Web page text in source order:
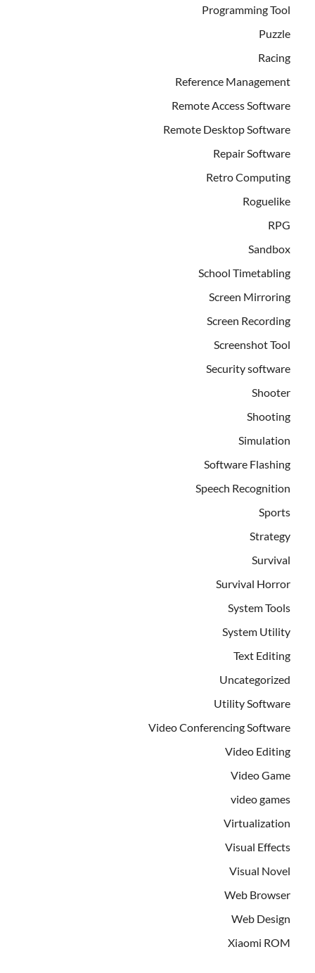
Programming Tool
Puzzle
Racing
Reference Management
Remote Access Software
Remote Desktop Software
Repair Software
Retro Computing
Roguelike
RPG
Sandbox
School Timetabling
Screen Mirroring
Screen Recording
Screenshot Tool
Security software
Shooter
Shooting
Simulation
Software Flashing
Speech Recognition
Sports
Strategy
Survival
Survival Horror
System Tools
System Utility
Text Editing
Uncategorized
Utility Software
Video Conferencing Software
Video Editing
Video Game
video games
Virtualization
Visual Effects
Visual Novel
Web Browser
Web Design
Xiaomi ROM